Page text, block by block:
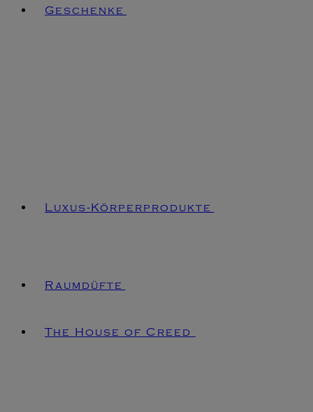
Geschenke
Luxus-Körperprodukte
Raumdüfte
The House of Creed